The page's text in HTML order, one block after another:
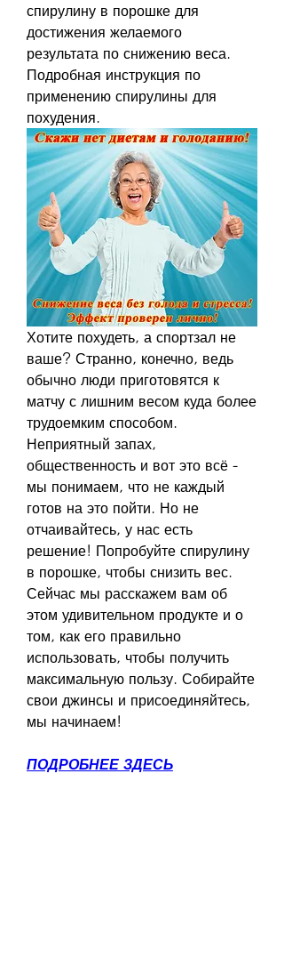
спирулину в порошке для
достижения желаемого
результата по снижению веса.
Подробная инструкция по
применению спирулины для
похудения.
Хотите похудеть, а спортзал не
ваше? Странно, конечно, ведь
обычно люди приготовятся к
матчу с лишним весом куда более
трудоемким способом.
Неприятный запах,
общественность и вот это всё -
мы понимаем, что не каждый
готов на это пойти. Но не
отчаивайтесь, у нас есть
решение! Попробуйте спирулину
в порошке, чтобы снизить вес.
Сейчас мы расскажем вам об
этом удивительном продукте и о
том, как его правильно
использовать, чтобы получить
максимальную пользу. Собирайте
свои джинсы и присоединяйтесь,
мы начинаем!
ПОДРОБНЕЕ ЗДЕСЬ